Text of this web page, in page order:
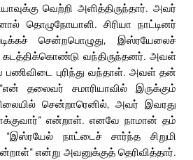
வெற்றி அளித்திருந்தார். அவர்
தொழுநோயாளி. சிரியா நாட்டினர்
சென்றபொழுது, இஸ்ரயேலைச்
கடத்திக்கொண்டு வந்திருந்தனர். அவள்
பணிவிடை புரிந்து வந்தாள். அவள் தன்
தலைவர் சமாரியாவில் இருக்கும்
சென்றாரெனில், அவர் இவரது
என்றாள். எனவே நாமான் தம்
நாட்டைச் சார்ந்த சிறுமி
என்று அவனுக்குத் தெரிவித்தார்.